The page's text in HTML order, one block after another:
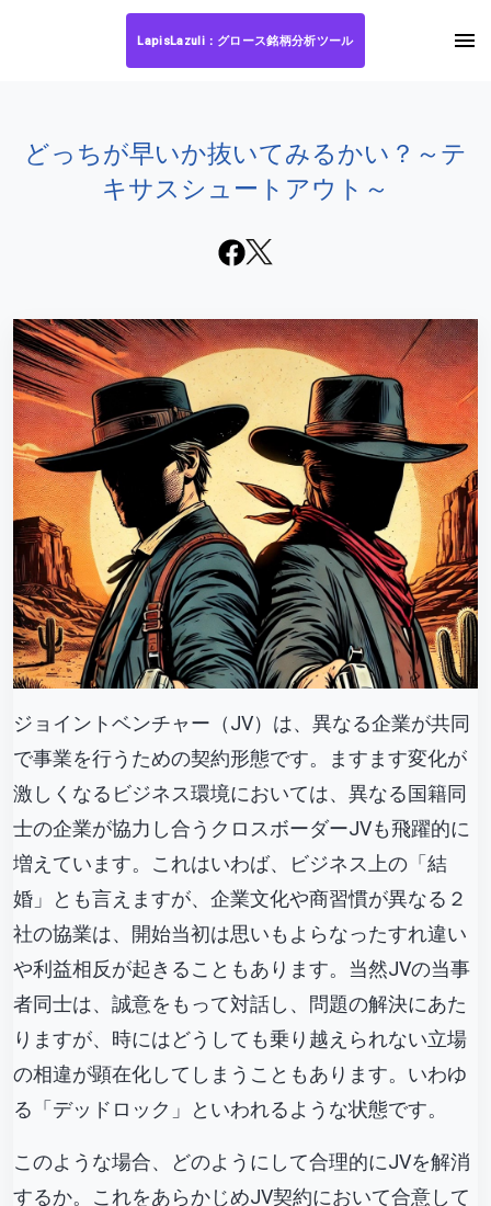
LapisLazuli：グロース銘柄分析ツール
どっちが早いか抜いてみるかい？～テ
キサスシュートアウト～
ジョイントベンチャー（JV）は、異なる企業が共同
で事業を行うための契約形態です。ますます変化が
激しくなるビジネス環境においては、異なる国籍同
士の企業が協力し合うクロスボーダーJVも飛躍的に
増えています。これはいわば、ビジネス上の「結
婚」とも言えますが、企業文化や商習慣が異なる２
社の協業は、開始当初は思いもよらなったすれ違い
や利益相反が起きることもあります。当然JVの当事
者同士は、誠意をもって対話し、問題の解決にあた
りますが、時にはどうしても乗り越えられない立場
の相違が顕在化してしまうこともあります。いわゆ
る「デッドロック」といわれるような状態です。
このような場合、どのようにして合理的にJVを解消
するか。これをあらかじめJV契約において合意して